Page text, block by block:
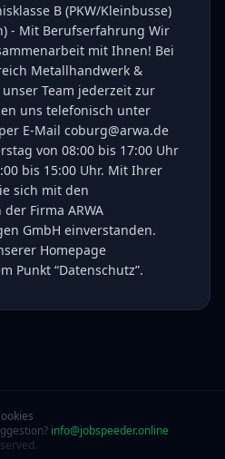
B (PKW/Kleinbusse)
- Mit Berufserfahrung Wir
mit Ihnen! Bei
Metallhandwerk &
Team jederzeit zur
uns telefonisch unter
E-Mail coburg@arwa.de
von 08:00 bis 17:00 Uhr
bis 15:00 Uhr. Mit Ihrer
sich mit den
Firma ARWA
GmbH einverstanden.
Homepage
Punkt “Datenschutz”.
info@jobspeeder.online